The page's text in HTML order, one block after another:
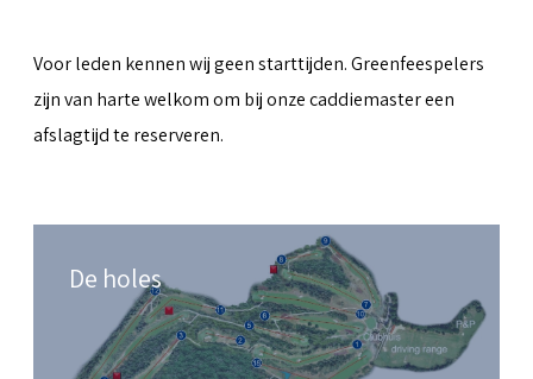
Voor leden kennen wij geen starttijden. Greenfeespelers
zijn van harte welkom om bij onze caddiemaster een
afslagtijd te reserveren.
De holes